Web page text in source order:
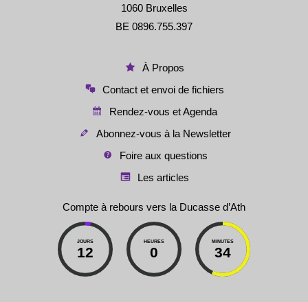
1060 Bruxelles
BE 0896.755.397
À Propos
Contact et envoi de fichiers
Rendez-vous et Agenda
Abonnez-vous à la Newsletter
Foire aux questions
Les articles
Compte à rebours vers la Ducasse d’Ath
JOURS
12
HEURES
0
MINUTES
34